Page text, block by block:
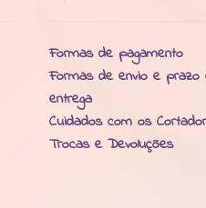
Formas de pagamento
Formas de envio e prazo
entrega
Cuidados com os
Trocas e Devoluções